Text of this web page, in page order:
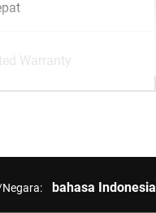
Warranty
bahasa Indonesia